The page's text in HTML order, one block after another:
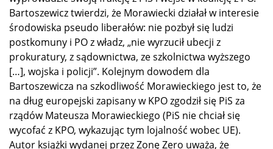
Bartoszewicz twierdzi, że Morawiecki działał w interesie
środowiska pseudo liberałów: nie pozbył się ludzi
postkomuny i PO z władz, „nie wyrzucił ubecji z
prokuratury, z sądownictwa, ze szkolnictwa wyższego
[…], wojska i policji”. Kolejnym dowodem dla
Bartoszewicza na szkodliwość Morawieckiego jest to, że
na dług europejski zapisany w KPO zgodził się PiS za
rządów Mateusza Morawieckiego (PiS nie chciał się
wycofać z KPO, wykazując tym lojalność wobec UE).
Autor książki wydanej przez Zonę Zero uważa, że